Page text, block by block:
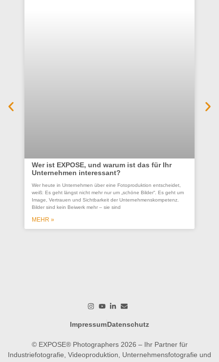
Wer ist EXPOSE, und warum ist das für Ihr
Unternehmen interessant?
Wer heute in Unternehmen über eine Fotoproduktion entscheidet,
weiß: Es geht längst nicht mehr nur um „schöne Bilder“. Es geht um
Image, Vertrauen und Sichtbarkeit der Unternehmenskompetenz.
Bilder sind kein Beiwerk mehr – sie sind
MEHR »
ImpressumDatenschutz
© EXPOSE® Photographers 2026 – Ihr Partner für
Industriefotografie, Videoproduktion, Unternehmensfotografie und